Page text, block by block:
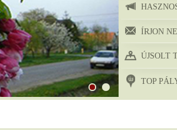
ÍRJON
ÚJSOLT
TOP